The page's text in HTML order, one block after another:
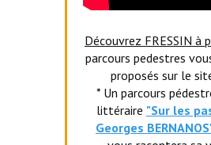
Découvrez FRESSIN à
parcours pedestres
proposés sur le
* Un parcours
littéraire "Sur les
Georges